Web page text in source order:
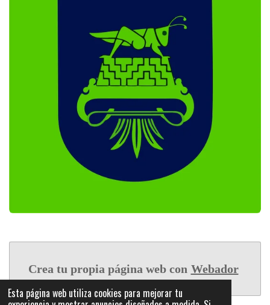
Esta página web utiliza cookies para mejorar tu
Crea tu propia página web con Webador